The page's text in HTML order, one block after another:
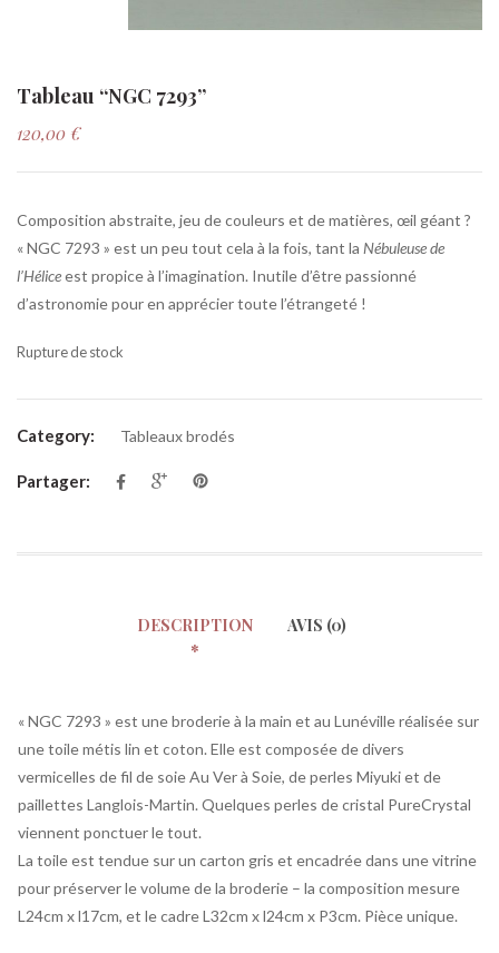
Tableau “NGC 7293”
120,00 €
Composition abstraite, jeu de couleurs et de matières, œil géant ?
« NGC 7293 » est un peu tout cela à la fois, tant la Nébuleuse de
l’Héliceest propice à l’imagination. Inutile d’être passionné
d’astronomie pour en apprécier toute l’étrangeté !
Rupture de stock
Category: Tableaux brodés
Partager:
DESCRIPTION AVIS (0)
« NGC 7293 » est une broderie à la main et au Lunéville réalisée sur
une toile métis lin et coton. Elle est composée de divers
vermicelles de fil de soie Au Ver à Soie, de perles Miyuki et de
paillettes Langlois-Martin. Quelques perles de cristal PureCrystal
viennent ponctuer le tout.
La toile est tendue sur un carton gris et encadrée dans une vitrine
pour préserver le volume de la broderie – la composition mesure
L24cm x l17cm, et le cadre L32cm x l24cm x P3cm. Pièce unique.